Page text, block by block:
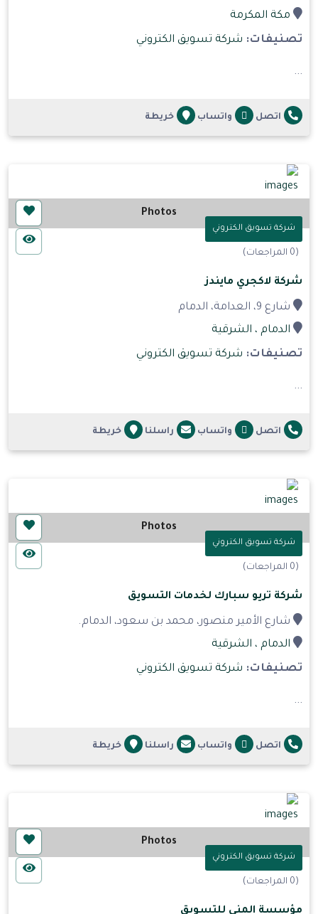
مكة المكرمة
تصنيفات: شركة تسويق الكتروني
...
اتصل واتساب خريطة
Photos
شركة تسويق الكتروني
(0 المراجعات)
شركة لاكجري مايندز
شارع 9، العدامة، الدمام
الدمام ، الشرقية
تصنيفات: شركة تسويق الكتروني
...
اتصل واتساب راسلنا خريطة
Photos
شركة تسويق الكتروني
(0 المراجعات)
شركة تريو سبارك لخدمات التسويق
شارع الأمير منصور، محمد بن سعود، الدمام.
الدمام ، الشرقية
تصنيفات: شركة تسويق الكتروني
...
اتصل واتساب راسلنا خريطة
Photos
شركة تسويق الكتروني
(0 المراجعات)
مؤسسة المنى للتسويق